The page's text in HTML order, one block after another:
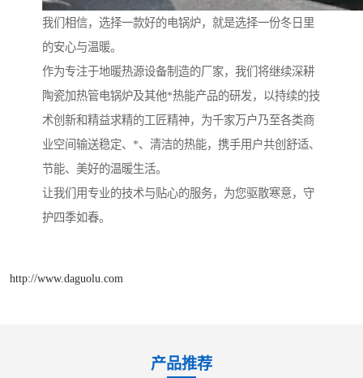
我们相信，选择一款好的电锅炉，就是选择一份冬日里
的安心与温暖。
作为专注于地暖热源设备制造的厂家，我们将继续深耕
陶瓷加热管电锅炉及其他*热能产品的研发，以持续的技
术创新和精益求精的工匠精神，为千家万户乃至各类商
业空间输送稳定、*、清洁的热能，携手用户共创舒适、
节能、美好的温暖生活。
让我们用专业的技术与贴心的服务，为您驱散寒意，守
护四季如春。
http://www.daguolu.com
产品推荐